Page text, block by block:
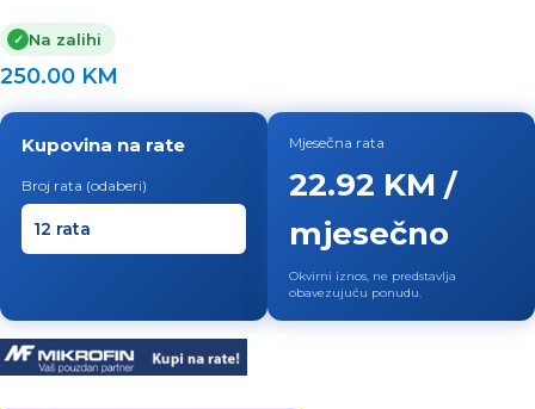
✓ Na zalihi
250.00 KM
Kupovina na rate
Broj rata (odaberi)
Mjesečna rata
22.92 KM /
mjesečno
Okvirni iznos, ne predstavlja
obavezujuću ponudu.